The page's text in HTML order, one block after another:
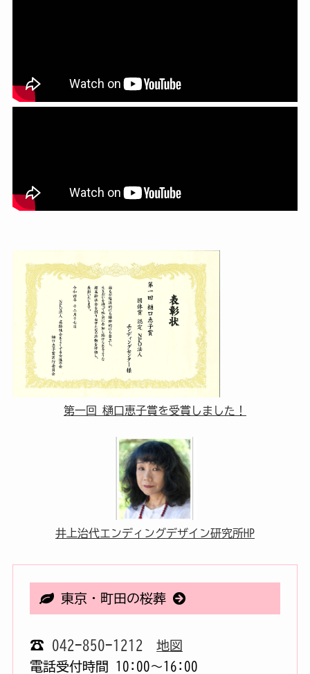
第一回 樋口恵子賞を受賞しました！
井上治代エンディングデザイン研究所HP
東京・町田の桜葬
☎ 042-850-1212
地図
電話受付時間 10:00〜16:00